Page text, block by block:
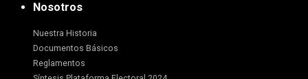
Nosotros
Nuestra Historia
Documentos Básicos
Reglamentos